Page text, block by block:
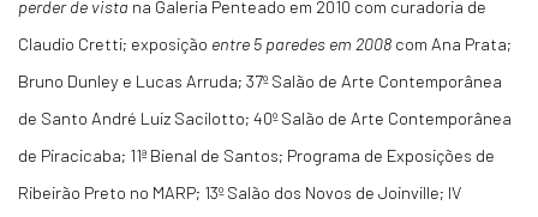
perder de vista na Galeria Penteado em 2010 com curadoria de
Claudio Cretti; exposição entre 5 paredes em 2008 com Ana Prata;
Bruno Dunley e Lucas Arruda; 37º Salão de Arte Contemporânea
de Santo André Luiz Sacilotto; 40º Salão de Arte Contemporânea
de Piracicaba; 11ª Bienal de Santos; Programa de Exposições de
Ribeirão Preto no MARP; 13º Salão dos Novos de Joinville; IV